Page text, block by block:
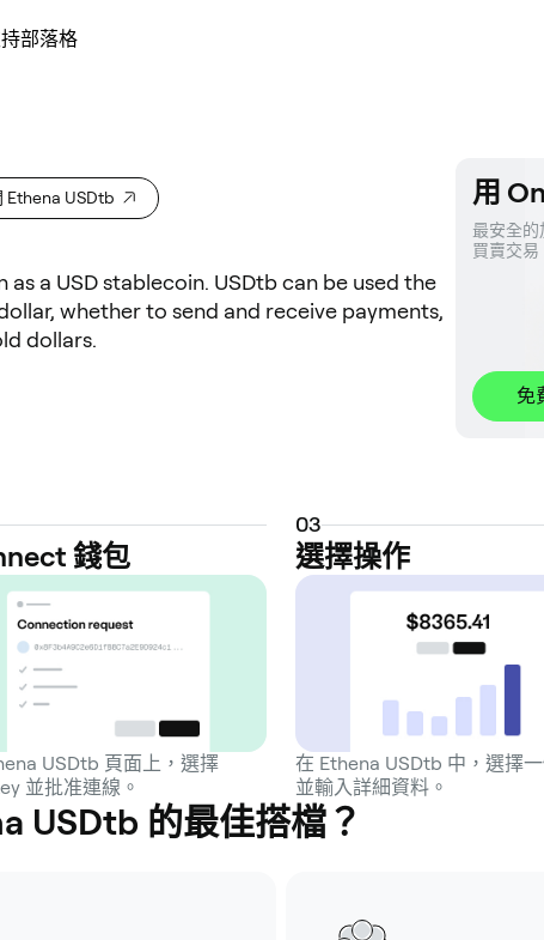
部落格
Ethena USDtb
a USD stablecoin. USDtb can be used the
whether to send and receive payments,
dollars.
用
最安全的
買賣交易
免
錢包
USDtb 頁面上，選擇
並批准連線。
03
選擇操作
在 Ethena USDtb 中，選擇
並輸入詳細資料。
USDtb 的最佳搭檔？